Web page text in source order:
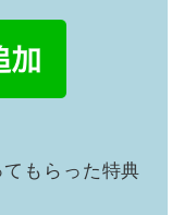
もらった特典